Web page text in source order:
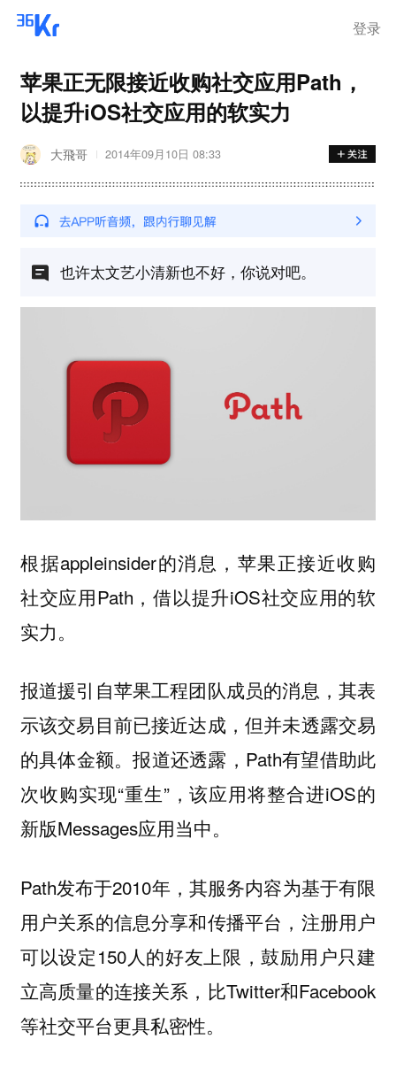
登录
苹果正无限接近收购社交应用Path，
以提升iOS社交应用的软实力
大飛哥 2014年09月10日 08:33
也许太文艺小清新也不好，你说对吧。
根据appleinsider的消息，苹果正接近收购
社交应用Path，借以提升iOS社交应用的软
实力。
报道援引自苹果工程团队成员的消息，其表
示该交易目前已接近达成，但并未透露交易
的具体金额。报道还透露，Path有望借助此
次收购实现“重生”，该应用将整合进iOS的
新版Messages应用当中。
Path发布于2010年，其服务内容为基于有限
用户关系的信息分享和传播平台，注册用户
可以设定150人的好友上限，鼓励用户只建
立高质量的连接关系，比Twitter和Facebook
等社交平台更具私密性。